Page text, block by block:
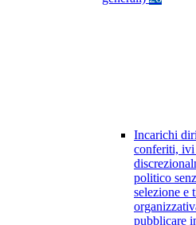
Incarichi
conferiti,
politico
selezione e
pubblicare